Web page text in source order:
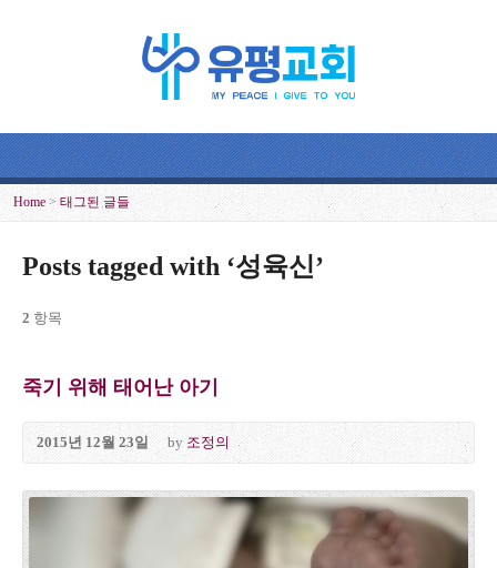
Home >태그된 글들
Posts tagged with ‘성육신’
2 항목
죽기 위해 태어난 아기
2015년 12월 23일 by 조정의